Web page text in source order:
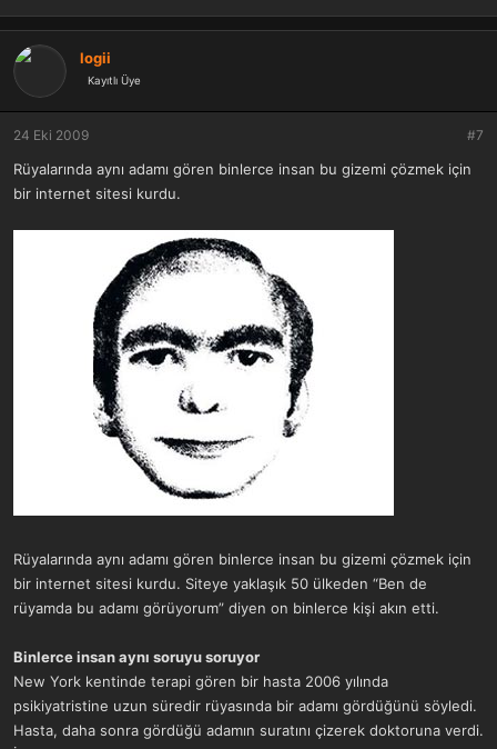
logii
Kayıtlı Üye
24 Eki 2009 #7
Rüyalarında aynı adamı gören binlerce insan bu gizemi çözmek için
bir internet sitesi kurdu.
Rüyalarında aynı adamı gören binlerce insan bu gizemi çözmek için
bir internet sitesi kurdu. Siteye yaklaşık 50 ülkeden “Ben de
rüyamda bu adamı görüyorum” diyen on binlerce kişi akın etti.
Binlerce insan aynı soruyu soruyor
New York kentinde terapi gören bir hasta 2006 yılında
psikiyatristine uzun süredir rüyasında bir adamı gördüğünü söyledi.
Hasta, daha sonra gördüğü adamın suratını çizerek doktoruna verdi.